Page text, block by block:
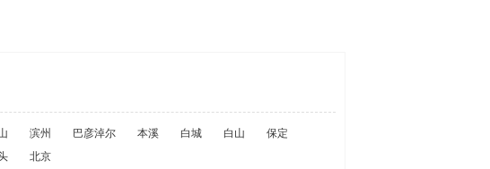
滨州 巴彦淖尔 本溪 白城 白山
保定
北京